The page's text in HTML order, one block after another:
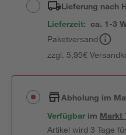
Lieferung nach
Lieferzeit: ca. 1-3
Paketversand
zzgl. 5,95€
Abholung im
Verfügbar im Markt
Artikel wird 3 Tage